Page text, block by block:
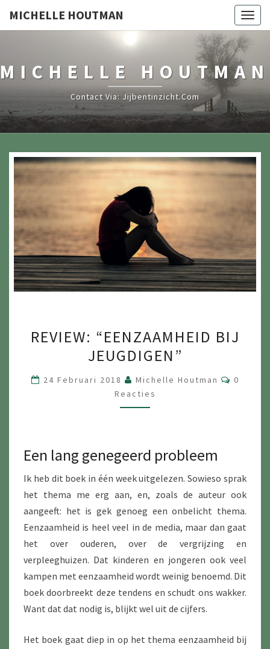
MICHELLE HOUTMAN
MICHELLE HOUTMAN
Contact Via: Jijbentinzicht.com
“EENZAAMHEID
BIJ
REVIEW: “EENZAAMHEID BIJ
JEUGDIGEN”
24 Februari 2018 Michelle Houtman
0
Reacties
Een lang genegeerd probleem
Ik heb dit boek in één week uitgelezen. Sowieso sprak
het thema me erg aan, en, zoals de auteur ook
aangeeft: het is gek genoeg een onbelicht thema.
Eenzaamheid is heel veel in de media, maar dan gaat
het over ouderen, over de vergrijzing en
verpleeghuizen. Dat kinderen en jongeren ook veel
kampen met eenzaamheid wordt weinig benoemd. Dit
boek doorbreekt deze tendens en schudt ons wakker.
Want dat dat nodig is, blijkt wel uit de cijfers.
Het boek gaat diep in op het thema eenzaamheid bij